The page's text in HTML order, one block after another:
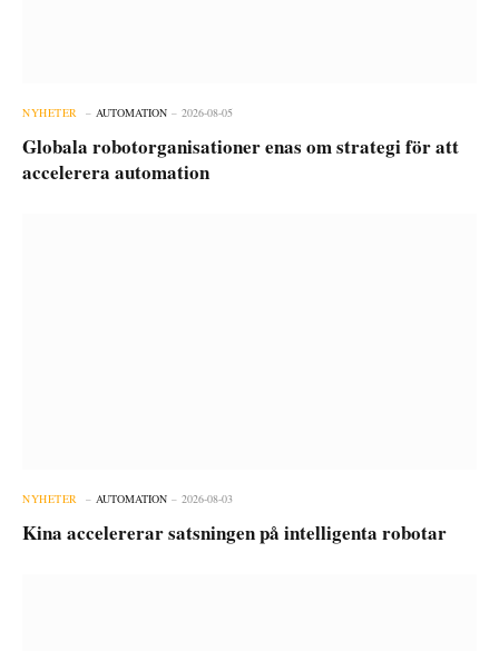
NYHETER AUTOMATION 2026-08-05
Globala robotorganisationer enas om strategi för att
accelerera automation
NYHETER AUTOMATION 2026-08-03
Kina accelererar satsningen på intelligenta robotar